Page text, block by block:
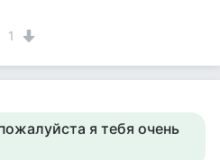
1
я тебя очень